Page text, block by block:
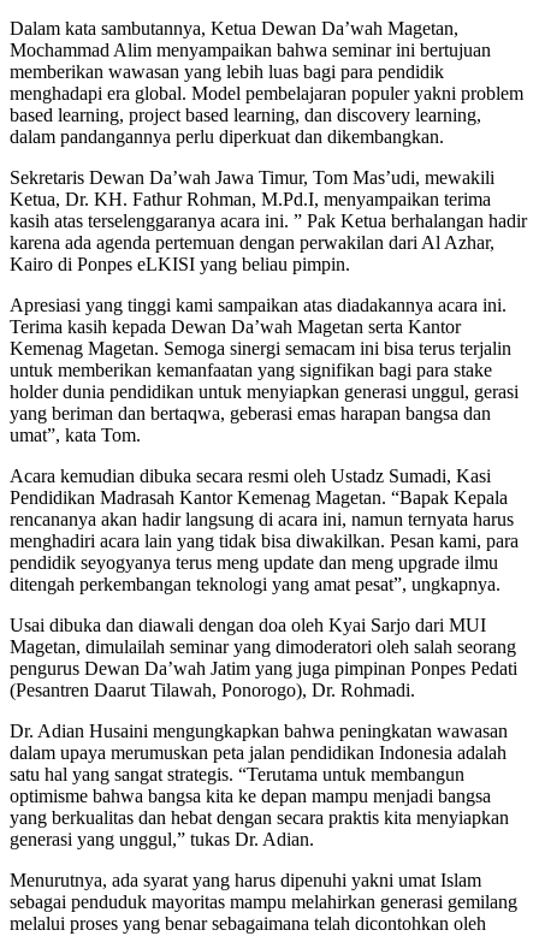
Dalam kata sambutannya, Ketua Dewan Da’wah Magetan,
Mochammad Alim menyampaikan bahwa seminar ini bertujuan
memberikan wawasan yang lebih luas bagi para pendidik
menghadapi era global. Model pembelajaran populer yakni problem
based learning, project based learning, dan discovery learning,
dalam pandangannya perlu diperkuat dan dikembangkan.
Sekretaris Dewan Da’wah Jawa Timur, Tom Mas’udi, mewakili
Ketua, Dr. KH. Fathur Rohman, M.Pd.I, menyampaikan terima
kasih atas terselenggaranya acara ini. ” Pak Ketua berhalangan hadir
karena ada agenda pertemuan dengan perwakilan dari Al Azhar,
Kairo di Ponpes eLKISI yang beliau pimpin.
Apresiasi yang tinggi kami sampaikan atas diadakannya acara ini.
Terima kasih kepada Dewan Da’wah Magetan serta Kantor
Kemenag Magetan. Semoga sinergi semacam ini bisa terus terjalin
untuk memberikan kemanfaatan yang signifikan bagi para stake
holder dunia pendidikan untuk menyiapkan generasi unggul, gerasi
yang beriman dan bertaqwa, geberasi emas harapan bangsa dan
umat”, kata Tom.
Acara kemudian dibuka secara resmi oleh Ustadz Sumadi, Kasi
Pendidikan Madrasah Kantor Kemenag Magetan. “Bapak Kepala
rencananya akan hadir langsung di acara ini, namun ternyata harus
menghadiri acara lain yang tidak bisa diwakilkan. Pesan kami, para
pendidik seyogyanya terus meng update dan meng upgrade ilmu
ditengah perkembangan teknologi yang amat pesat”, ungkapnya.
Usai dibuka dan diawali dengan doa oleh Kyai Sarjo dari MUI
Magetan, dimulailah seminar yang dimoderatori oleh salah seorang
pengurus Dewan Da’wah Jatim yang juga pimpinan Ponpes Pedati
(Pesantren Daarut Tilawah, Ponorogo), Dr. Rohmadi.
Dr. Adian Husaini mengungkapkan bahwa peningkatan wawasan
dalam upaya merumuskan peta jalan pendidikan Indonesia adalah
satu hal yang sangat strategis. “Terutama untuk membangun
optimisme bahwa bangsa kita ke depan mampu menjadi bangsa
yang berkualitas dan hebat dengan secara praktis kita menyiapkan
generasi yang unggul,” tukas Dr. Adian.
Menurutnya, ada syarat yang harus dipenuhi yakni umat Islam
sebagai penduduk mayoritas mampu melahirkan generasi gemilang
melalui proses yang benar sebagaimana telah dicontohkan oleh